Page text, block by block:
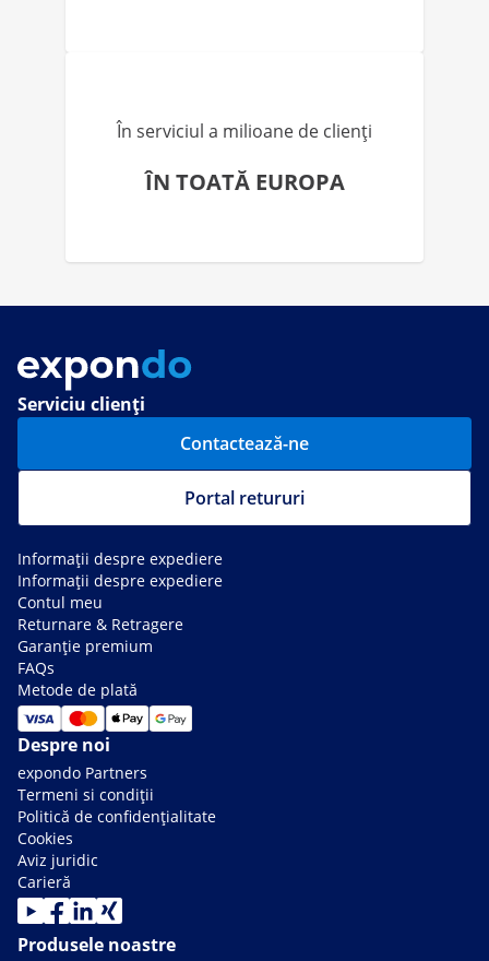
În serviciul a milioane de clienți
ÎN TOATĂ EUROPA
Serviciu clienți
Contactează-ne
Portal retururi
Informații despre expediere
Informații despre expediere
Contul meu
Returnare & Retragere
Garanție premium
FAQs
Metode de plată
Despre noi
expondo Partners
Termeni si condiții
Politică de confidențialitate
Cookies
Aviz juridic
Carieră
Produsele noastre